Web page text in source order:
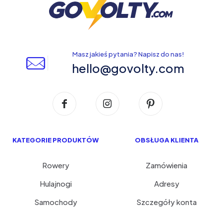
Masz jakieś pytania? Napisz do nas!
hello@govolty.com
KATEGORIE PRODUKTÓW
Rowery
Hulajnogi
Samochody
OBSŁUGA KLIENTA
Zamówienia
Adresy
Szczegóły konta